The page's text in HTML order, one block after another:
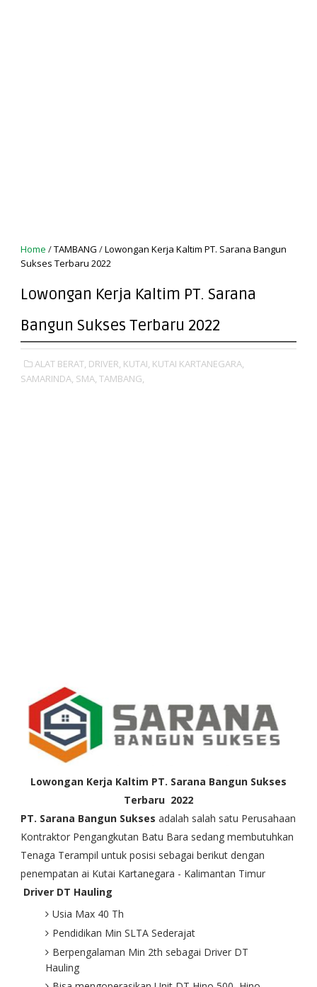
Home /TAMBANG /Lowongan Kerja Kaltim PT. Sarana Bangun
Sukses Terbaru 2022
Lowongan Kerja Kaltim PT. Sarana
Bangun Sukses Terbaru 2022
ALAT BERAT, DRIVER, KUTAI, KUTAI KARTANEGARA,
SAMARINDA, SMA, TAMBANG,
Lowongan Kerja Kaltim PT. Sarana Bangun Sukses
Terbaru 2022
PT. Sarana Bangun Sukses adalah salah satu Perusahaan
Kontraktor Pengangkutan Batu Bara sedang membutuhkan
Tenaga Terampil untuk posisi sebagai berikut dengan
penempatan ai Kutai Kartanegara - Kalimantan Timur
Driver DT Hauling
Usia Max 40 Th
Pendidikan Min SLTA Sederajat
Berpengalaman Min 2th sebagai Driver DT
Hauling